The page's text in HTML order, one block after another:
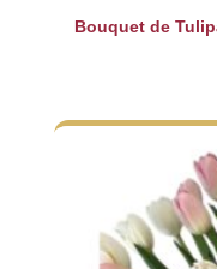
Bouquet de